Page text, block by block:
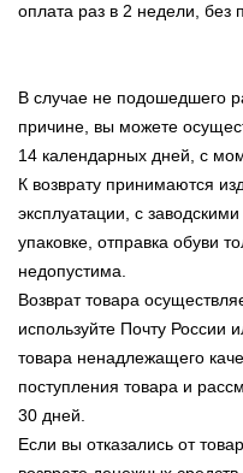
оплата раз в 2 недели, без
В случае не подошедшего
причине, вы можете
14 календарных дней, с
К возврату принимаются
эксплуатации, с
упаковке, отправка обуви
недопустима.
Возврат товара
используйте Почту России
товара ненадлежащего
поступления товара и
30 дней.
Если вы отказались от